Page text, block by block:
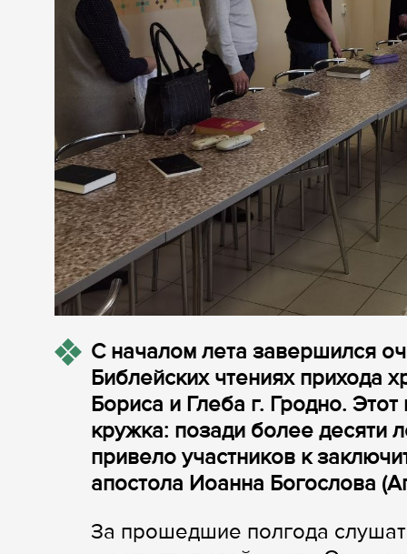
С началом лета завершился
Библейских чтениях прихода
Бориса и Глеба г. Гродно.
кружка: позади более десяти
привело участников к
апостола Иоанна Богослова
За прошедшие полгода